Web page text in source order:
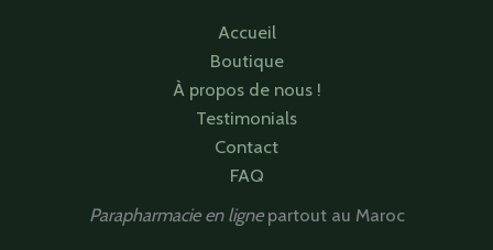
Accueil
Boutique
À propos de nous !
Testimonials
Contact
FAQ
Parapharmacie en lignepartout au Maroc